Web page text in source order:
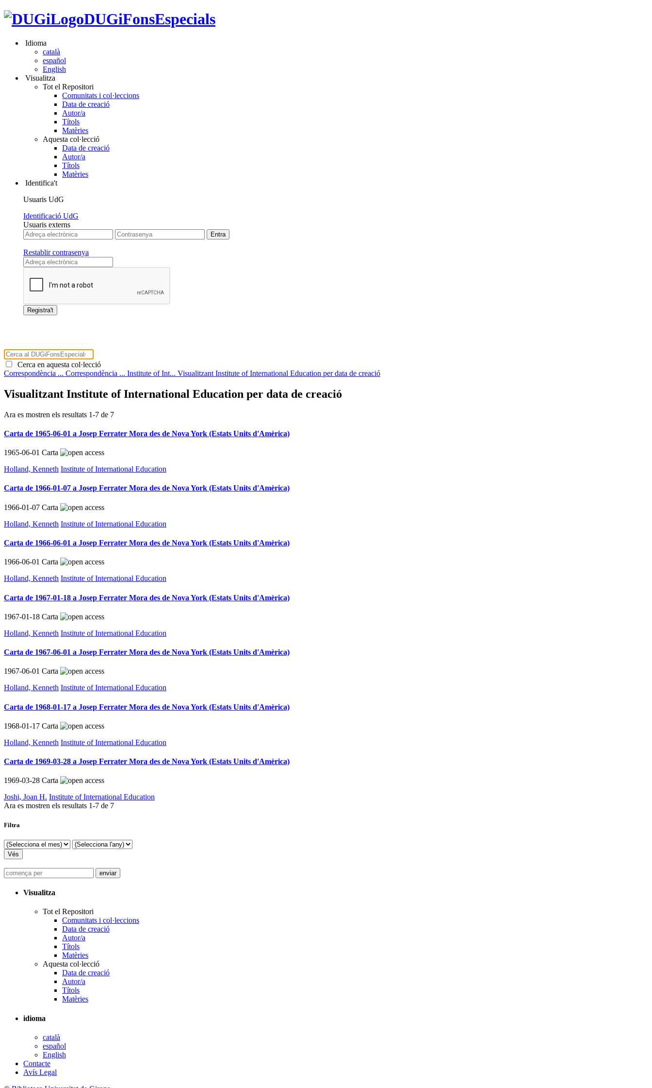
DUGiFonsEspecials
Idioma
català
español
English
Visualitza
Tot el Repositori
Comunitats i col·leccions
Data de creació
Autor/a
Títols
Matèries
Aquesta col·lecció
Data de creació
Autor/a
Títols
Matèries
Identifica't
Usuaris UdG
Identificació UdG
Usuaris externs
Restablir contrasenya
Cerca en aquesta col·lecció
Correspondència ... Correspondència ... Institute of Int... Visualitzant Institute of International Education per data de creació
Visualitzant Institute of International Education per data de creació
Ara es mostren els resultats 1-7 de 7
Carta de 1965-06-01 a Josep Ferrater Mora des de Nova York (Estats Units d'Amèrica)
1965-06-01 Carta
Holland, Kenneth Institute of International Education
Carta de 1966-01-07 a Josep Ferrater Mora des de Nova York (Estats Units d'Amèrica)
1966-01-07 Carta
Holland, Kenneth Institute of International Education
Carta de 1966-06-01 a Josep Ferrater Mora des de Nova York (Estats Units d'Amèrica)
1966-06-01 Carta
Holland, Kenneth Institute of International Education
Carta de 1967-01-18 a Josep Ferrater Mora des de Nova York (Estats Units d'Amèrica)
1967-01-18 Carta
Holland, Kenneth Institute of International Education
Carta de 1967-06-01 a Josep Ferrater Mora des de Nova York (Estats Units d'Amèrica)
1967-06-01 Carta
Holland, Kenneth Institute of International Education
Carta de 1968-01-17 a Josep Ferrater Mora des de Nova York (Estats Units d'Amèrica)
1968-01-17 Carta
Holland, Kenneth Institute of International Education
Carta de 1969-03-28 a Josep Ferrater Mora des de Nova York (Estats Units d'Amèrica)
1969-03-28 Carta
Joshi, Joan H. Institute of International Education
Ara es mostren els resultats 1-7 de 7
Filtra
Visualitza
Tot el Repositori
Comunitats i col·leccions
Data de creació
Autor/a
Títols
Matèries
Aquesta col·lecció
Data de creació
Autor/a
Títols
Matèries
idioma
català
español
English
Contacte
Avís Legal